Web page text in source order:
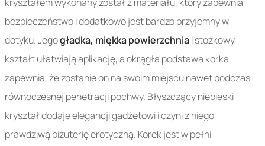
bezpieczeństwo i dodatkowo jest bardzo przyjemny w
dotyku. Jegogładka, miękka powierzchniai stożkowy
kształt ułatwiają aplikację, a okrągła podstawa korka
zapewnia, że zostanie on na swoim miejscu nawet podczas
równoczesnej penetracji pochwy. Błyszczący niebieski
kryształ dodaje elegancji gadżetowi i czyni z niego
prawdziwą biżuterię erotyczną. Korek jest w pełni